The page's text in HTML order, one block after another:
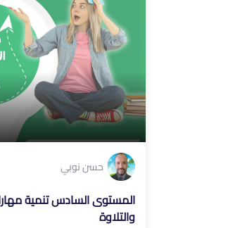
حسن نوبي
المستوى السادس تنمية
والتلاوة